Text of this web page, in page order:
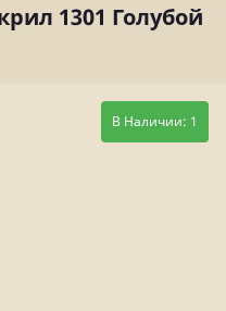
1301 Голубой
В Наличии: 1